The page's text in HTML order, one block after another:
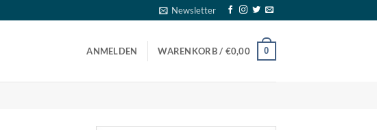
Newsletter
ANMELDEN WARENKORB / €0,00 0